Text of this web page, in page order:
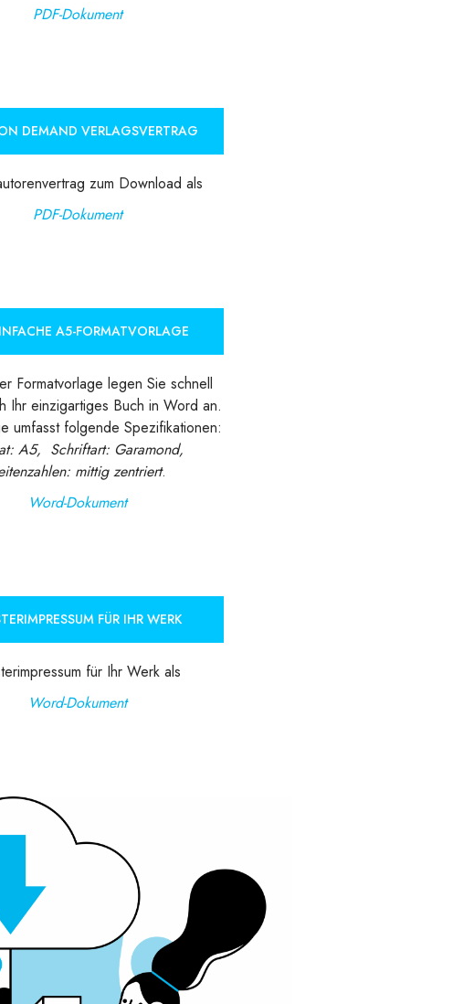
PDF-Dokument
DEMAND VERLAGSVERTRAG
zum Download als
PDF-Dokument
A5-FORMATVORLAGE
Formatvorlage legen Sie schnell
Ihr einzigartiges Buch in Word an.
umfasst folgende Spezifikationen:
A5, Schriftart: Garamond,
mittig zentriert.
Word-Dokument
FÜR IHR WERK
für Ihr Werk als
Word-Dokument